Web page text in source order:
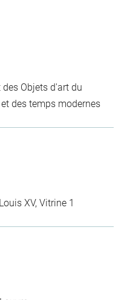
des Objets d'art du
des temps modernes
XV, Vitrine 1